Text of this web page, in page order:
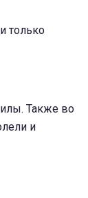
только
Также во
и